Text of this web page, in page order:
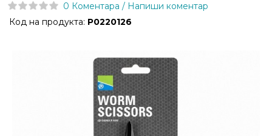
info@trfish.com0 Коментара / Напиши коментар
Код на продукта: P0220126